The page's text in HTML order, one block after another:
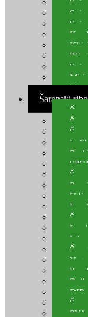
Šaranski
Rod
Igle
Pop
PVA